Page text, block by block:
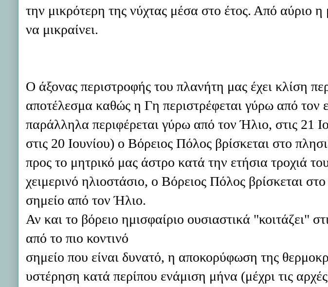
την μικρότερη της νύχτας μέσα στο έτος. Από αύριο η
να μικραίνει.
Ο άξονας περιστροφής του πλανήτη μας έχει κλίση
αποτέλεσμα καθώς η Γη περιστρέφεται γύρω από τον
παράλληλα περιφέρεται γύρω από τον Ήλιο, στις 21
στις 20 Ιουνίου) ο Βόρειος Πόλος βρίσκεται στο
προς το μητρικό μας άστρο κατά την ετήσια τροχιά
χειμερινό ηλιοστάσιο, ο Βόρειος Πόλος βρίσκεται
σημείο από τον Ήλιο.
Αν και το βόρειο ημισφαίριο ουσιαστικά "κοιτάζει"
από το πιο κοντινό
σημείο που είναι δυνατό, η αποκορύφωση της
υστέρηση κατά περίπου ενάμιση μήνα (μέχρι τις